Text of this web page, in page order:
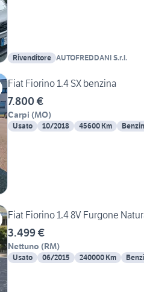
Rivenditore AUTOFREDDANI S.r.l.
Fiat Fiorino 1.4 SX benzina
7.800 €
Carpi (MO)
Usato 10/2018 45600 Km
Fiat Fiorino 1.4 8V Furgone
3.499 €
Nettuno (RM)
Usato 06/2015 240000 Km